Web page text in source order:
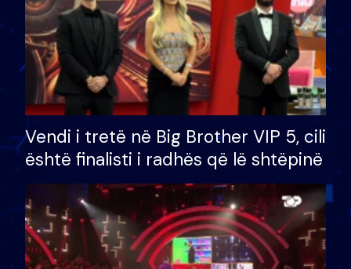
Vendi i tretë në Big Brother VIP 5, cili
është finalisti i radhës që lë shtëpinë